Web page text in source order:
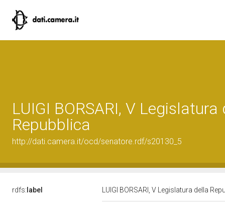
LUIGI BORSARI, V Legislatura
Repubblica
http://dati.camera.it/ocd/senatore.rdf/s20130_5
rdfs: label LUIGI BORSARI, V Legislatura della